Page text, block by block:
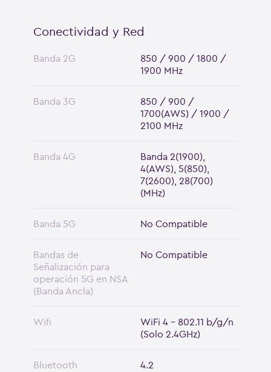
Conectividad y Red
Banda 2G
850 / 900 / 1800 /
1900 MHz
Banda 3G
850 / 900 /
1700(AWS) / 1900 /
2100 MHz
Banda 4G
Banda 2(1900),
4(AWS), 5(850),
7(2600), 28(700)
(MHz)
Banda 5G No Compatible
Bandas de
Señalización para
operación 5G en NSA
(Banda Ancla)
No Compatible
Wifi
WiFi 4 - 802.11 b/g/n
(Solo 2.4GHz)
Bluetooth 4.2